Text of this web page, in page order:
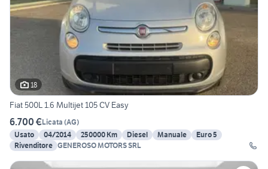
18
Fiat 500L 1.6 Multijet 105 CV Easy
6.700 €Licata (AG)
Usato
04/2014 250000 Km Diesel Manuale
Euro 5
Rivenditore GENEROSO MOTORS SRL